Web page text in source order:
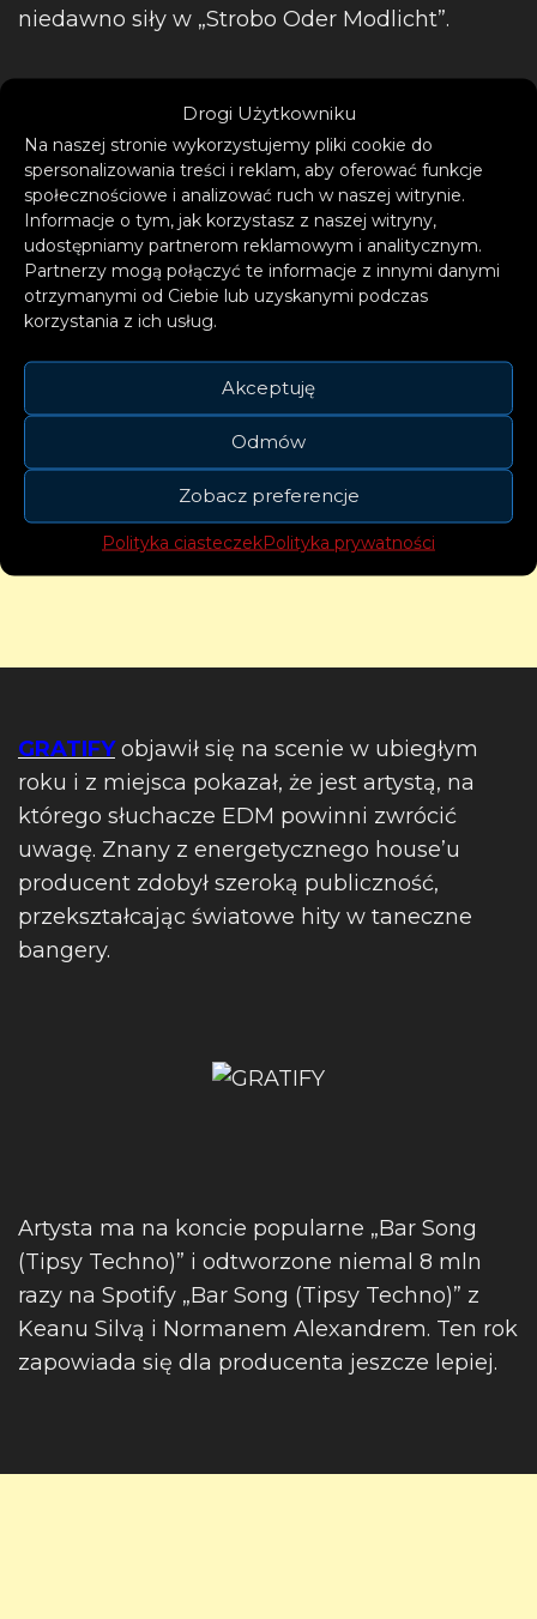
Drogi Użytkowniku
Na naszej stronie wykorzystujemy pliki cookie do
spersonalizowania treści i reklam, aby oferować funkcje
społecznościowe i analizować ruch w naszej witrynie.
Informacje o tym, jak korzystasz z naszej witryny,
udostępniamy partnerom reklamowym i analitycznym.
Partnerzy mogą połączyć te informacje z innymi danymi
otrzymanymi od Ciebie lub uzyskanymi podczas
korzystania z ich usług.
Akceptuję
Odmów
Zobacz preferencje
Polityka ciasteczekPolityka prywatności
niedawno siły w „Strobo Oder Modlicht”.
GRATIFYobjawił się na scenie w ubiegłym
roku i z miejsca pokazał, że jest artystą, na
którego słuchacze EDM powinni zwrócić
uwagę. Znany z energetycznego house’u
producent zdobył szeroką publiczność,
przekształcając światowe hity w taneczne
bangery.
Artysta ma na koncie popularne „Bar Song
(Tipsy Techno)” i odtworzone niemal 8 mln
razy na Spotify „Bar Song (Tipsy Techno)” z
Keanu Silvą i Normanem Alexandrem. Ten rok
zapowiada się dla producenta jeszcze lepiej.